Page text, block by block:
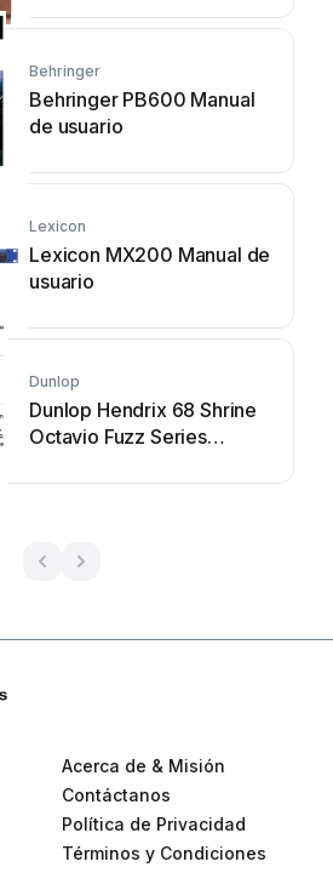
Behringer
Behringer PB600 Manual
de usuario
Lexicon
Lexicon MX200 Manual de
usuario
Dunlop
Dunlop Hendrix 68 Shrine
Octavio Fuzz Series
Acerca de & Misión
Contáctanos
Política de Privacidad
Términos y Condiciones